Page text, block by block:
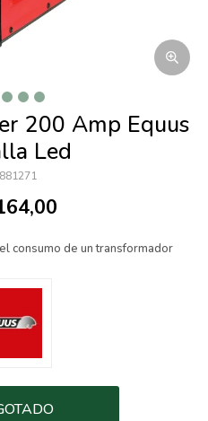
200 Amp Equus
Led
881271
consumo de un transformador